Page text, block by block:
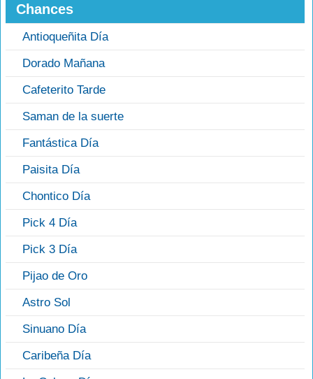
Chances
Antioqueñita Día
Dorado Mañana
Cafeterito Tarde
Saman de la suerte
Fantástica Día
Paisita Día
Chontico Día
Pick 4 Día
Pick 3 Día
Pijao de Oro
Astro Sol
Sinuano Día
Caribeña Día